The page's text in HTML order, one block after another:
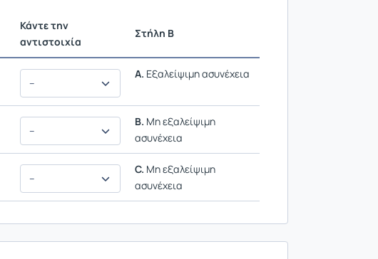
Κάντε την
αντιστοιχία
Στήλη BΡυθμίσεις επιλογής / Αποτελέσματα
A. Εξαλείψιμη ασυνέχεια
B. Μη εξαλείψιμη
ασυνέχεια
C. Μη εξαλείψιμη
ασυνέχεια